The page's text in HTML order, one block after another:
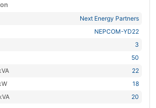
Next Energy Partners
NEPCOM-YD22
3
50
22
18
20